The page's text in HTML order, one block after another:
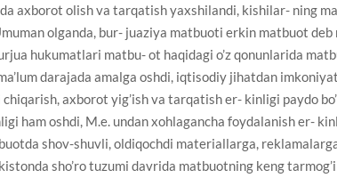
axborot olish va tarqatish yaxshilandi, kishilar- ning
olganda, bur- juaziya matbuoti erkin matbuot deb
hukumatlari matbu- ot haqidagi o’z qonunlarida
darajada amalga oshdi, iqtisodiy jihatdan
axborot yig’ish va tarqatish er- kinligi paydo
ham oshdi, M.e. undan xohlagancha foydalanish er-
shov-shuvli, oldiqochdi materiallarga,
sho’ro tuzumi davrida matbuotning keng